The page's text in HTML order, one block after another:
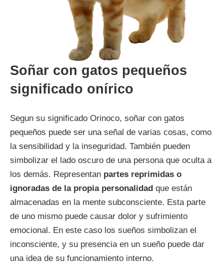
Soñar con gatos pequeños
significado onírico
Segun su significado Orinoco, soñar con gatos
pequeños puede ser una señal de varias cosas, como
la sensibilidad y la inseguridad. También pueden
simbolizar el lado oscuro de una persona que oculta a
los demás. Representan partes reprimidas o
ignoradas de la propia personalidad que están
almacenadas en la mente subconsciente. Esta parte
de uno mismo puede causar dolor y sufrimiento
emocional. En este caso los sueños simbolizan el
inconsciente, y su presencia en un sueño puede dar
una idea de su funcionamiento interno.